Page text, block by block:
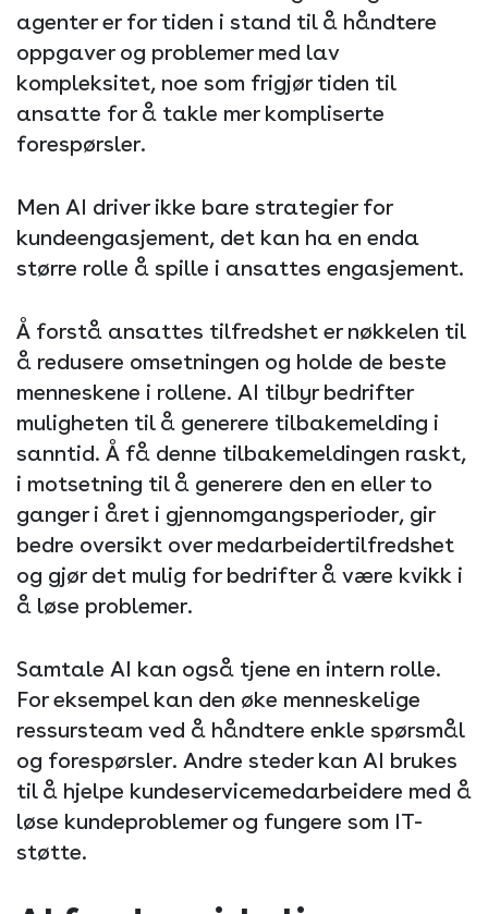
agenter er for tiden i stand til å håndtere
oppgaver og problemer med lav
kompleksitet, noe som frigjør tiden til
ansatte for å takle mer kompliserte
forespørsler.
Men AI driver ikke bare strategier for
kundeengasjement, det kan ha en enda
større rolle å spille i ansattes engasjement.
Å forstå ansattes tilfredshet er nøkkelen til
å redusere omsetningen og holde de beste
menneskene i rollene. AI tilbyr bedrifter
muligheten til å generere tilbakemelding i
sanntid. Å få denne tilbakemeldingen raskt,
i motsetning til å generere den en eller to
ganger i året i gjennomgangsperioder, gir
bedre oversikt over medarbeidertilfredshet
og gjør det mulig for bedrifter å være kvikk i
å løse problemer.
Samtale AI kan også tjene en intern rolle.
For eksempel kan den øke menneskelige
ressursteam ved å håndtere enkle spørsmål
og forespørsler. Andre steder kan AI brukes
til å hjelpe kundeservicemedarbeidere med å
løse kundeproblemer og fungere som IT-
støtte.